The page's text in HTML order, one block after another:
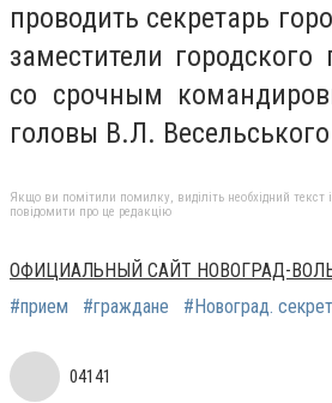
проводить секретарь
заместители
со срочным
головы В.Л.
Якщо ви помітили помилку, виділіть необхідний текст
повідомити про це редакцію
ОФИЦИАЛЬНЫЙ САЙТ НОВОГРАД-
#прием
#граждане #Новоград.
04141